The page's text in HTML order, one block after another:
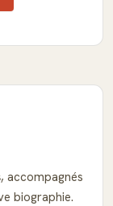
, accompagnés
biographie.